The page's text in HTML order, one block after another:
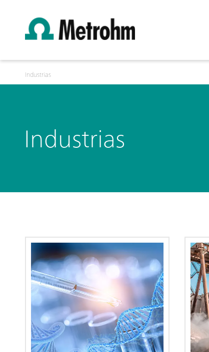
Industrias
Industrias